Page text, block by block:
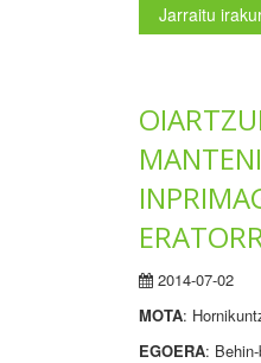
Jarraitu
2014-07-02
MOTA:
EGOERA: